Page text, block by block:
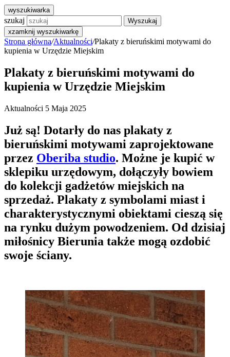
wyszukiwarka
szukaj
Wyszukaj
xzamknij wyszukiwarkę
Strona główna/Aktualności/Plakaty z bieruńskimi motywami do
kupienia w Urzędzie Miejskim
Plakaty z bieruńskimi motywami do
kupienia w Urzędzie Miejskim
Aktualności 5 Maja 2025
Już są! Dotarły do nas plakaty z
bieruńskimi motywami zaprojektowane
przez Oberiba studio. Możne je kupić w
sklepiku urzędowym, dołączyły bowiem
do kolekcji gadżetów miejskich na
sprzedaż. Plakaty z symbolami miast i
charakterystycznymi obiektami cieszą się
na rynku dużym powodzeniem. Od dzisiaj
miłośnicy Bierunia także mogą ozdobić
swoje ściany.